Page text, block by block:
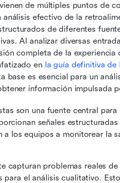
de múltiples puntos de
efectivo de la
de diferentes
Al analizar diversas
completa de la experiencia
en la guía definitiva de
base es esencial para un
información impulsada
son una fuente central para
señales
a los equipos a monitorear la
capturan problemas reales de
el análisis cualitativo.